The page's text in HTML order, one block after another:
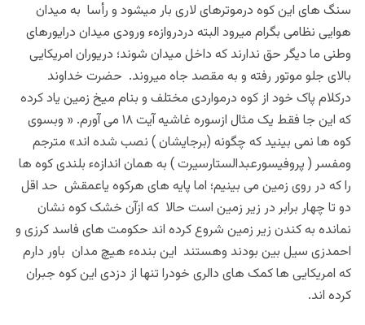
سنگ های این کوه درموترهای لاری بار میشود و رأسا به میدان
هوایی نظامی بگرام میرود البته دردروازهء‌ ورودی میدان درایورهای
وطنی ما دیگر حق ندارند که داخل میدان شوند؛ دریوران امریکایی
بالای جلو موتور رفته و به مقصد جاه میروند. حضرت خداوند
درکلام پاک خود از کوه درمواردی مختلف و بنام میخ زمین یاد کرده
که این جا فقط یک مثال ازسوره غاشیه آیت ۱۸ می آورم. « وبسوی
کوه ها نمی بینید که چگونه (برجایشان ) نصب شده اند» مترجم
ومفسر ( پروفیسورعبدالستارسیرت ) به همان اندازهء بلندی کوه ها
را که در روی زمین می بینیم؛ اما پایه های هرکوه یاعمقش حد اقل
دو تا چهار برابر در زیر زمین است حالا که ازآن خشک کوه نشان
نمانده به کندن زیر زمین شروع کرده اند حکومت های فاسد کرزی و
احمدزی سیل بین بودند وهستند این بندهء‌ هیچ مدان باور دارم
که امریکایی ها کمک های دالری خودرا تنها از دزدی این کوه جبران
کرده اند.